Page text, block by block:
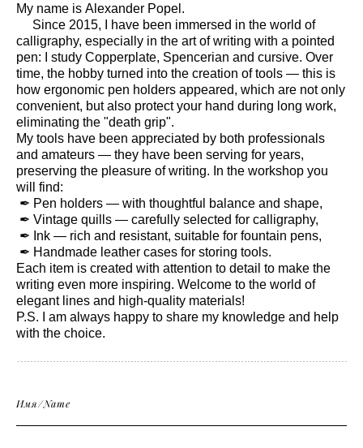
My name is Alexander Popel.
Since 2015, I have been immersed in the world of
calligraphy, especially in the art of writing with a pointed
pen: I study Copperplate, Spencerian and cursive. Over
time, the hobby turned into the creation of tools — this is
how ergonomic pen holders appeared, which are not only
convenient, but also protect your hand during long work,
eliminating the "death grip".
My tools have been appreciated by both professionals
and amateurs — they have been serving for years,
preserving the pleasure of writing. In the workshop you
will find:
✒ Pen holders — with thoughtful balance and shape,
✒ Vintage quills — carefully selected for calligraphy,
✒ Ink — rich and resistant, suitable for fountain pens,
✒ Handmade leather cases for storing tools.
Each item is created with attention to detail to make the
writing even more inspiring. Welcome to the world of
elegant lines and high-quality materials!
P.S. I am always happy to share my knowledge and help
with the choice.
Имя/Name